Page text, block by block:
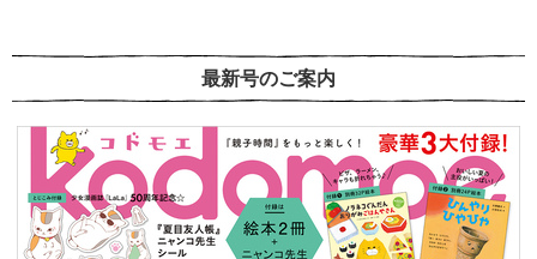
最新号のご案内